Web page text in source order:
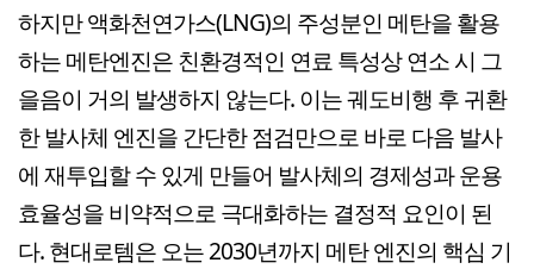
하지만 액화천연가스(LNG)의 주성분인 메탄을 활용
하는 메탄엔진은 친환경적인 연료 특성상 연소 시 그
을음이 거의 발생하지 않는다. 이는 궤도비행 후 귀환
한 발사체 엔진을 간단한 점검만으로 바로 다음 발사
에 재투입할 수 있게 만들어 발사체의 경제성과 운용
효율성을 비약적으로 극대화하는 결정적 요인이 된
다. 현대로템은 오는 2030년까지 메탄 엔진의 핵심 기